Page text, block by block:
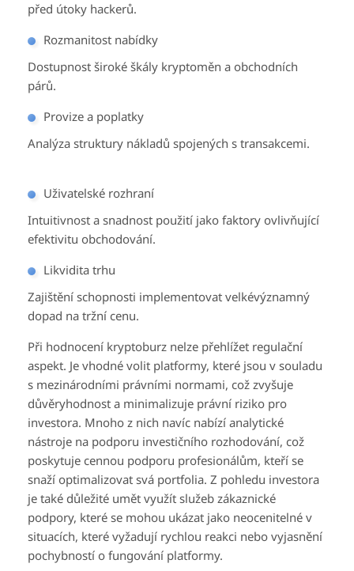
před útoky hackerů.
Rozmanitost nabídky
Dostupnost široké škály kryptoměn a obchodních
párů.
Provize a poplatky
Analýza struktury nákladů spojených s transakcemi.
Uživatelské rozhraní
Intuitivnost a snadnost použití jako faktory ovlivňující
efektivitu obchodování.
Likvidita trhu
Zajištění schopnosti implementovat velkévýznamný
dopad na tržní cenu.
Při hodnocení kryptoburz nelze přehlížet regulační
aspekt. Je vhodné volit platformy, které jsou v souladu
s mezinárodními právními normami, což zvyšuje
důvěryhodnost a minimalizuje právní riziko pro
investora. Mnoho z nich navíc nabízí analytické
nástroje na podporu investičního rozhodování, což
poskytuje cennou podporu profesionálům, kteří se
snaží optimalizovat svá portfolia. Z pohledu investora
je také důležité umět využít služeb zákaznické
podpory, které se mohou ukázat jako neocenitelné v
situacích, které vyžadují rychlou reakci nebo vyjasnění
pochybností o fungování platformy.